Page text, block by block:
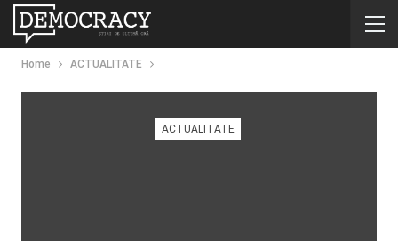
Home ACTUALITATE
ACTUALITATE